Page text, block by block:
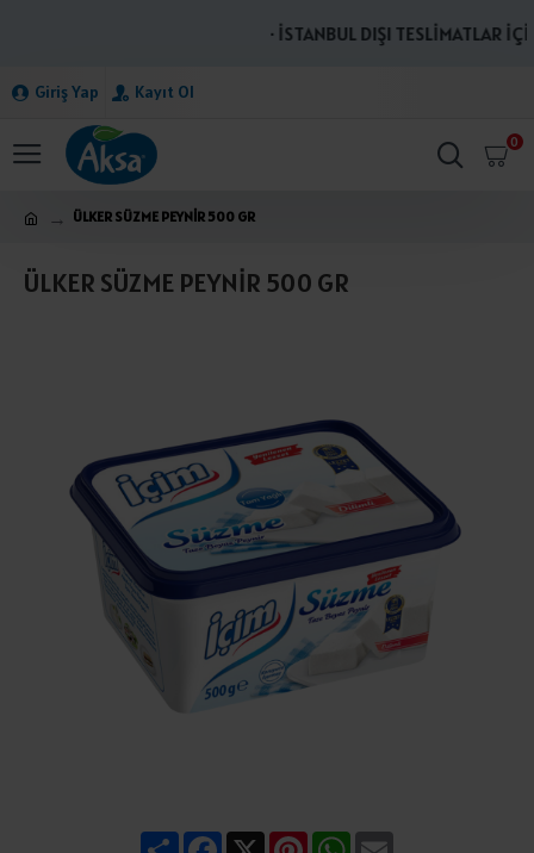
· İSTANBUL DIŞI TESLİMATLAR
Giriş Yap Kayıt Ol
0
ÜLKER SÜZME PEYNİR 500 GR
ÜLKER SÜZME PEYNİR 500 GR
ShareFacebook
X PinterestWhatsApp